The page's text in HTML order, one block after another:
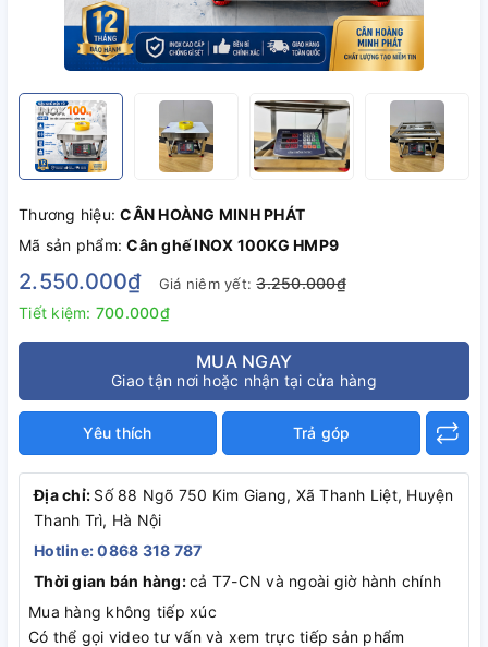
Thương hiệu:CÂN HOÀNG MINH PHÁT
Mã sản phẩm:Cân ghế INOX 100KG HMP9
2.550.000₫ Giá niêm yết:3.250.000₫
Tiết kiệm: 700.000₫
MUA NGAY
Giao tận nơi hoặc nhận tại cửa hàng
Yêu thích Trả góp
Địa chỉ: Số 88 Ngõ 750 Kim Giang, Xã Thanh Liệt, Huyện
Thanh Trì, Hà Nội
Hotline: 0868 318 787
Thời gian bán hàng:cả T7-CN và ngoài giờ hành chính
Mua hàng không tiếp xúc
Có thể gọi video tư vấn và xem trực tiếp sản phẩm